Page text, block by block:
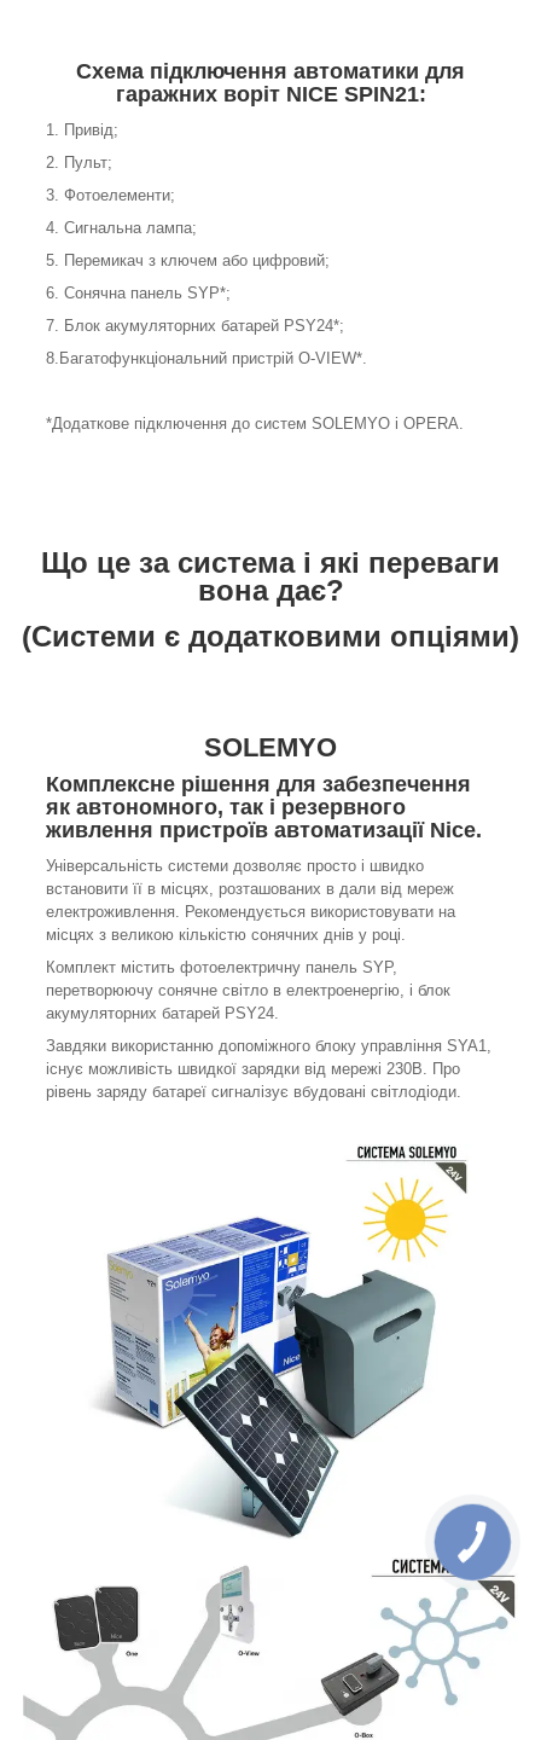
Схема підключення автоматики для
гаражних воріт NICE SPIN21:
1. Привід;
2. Пульт;
3. Фотоелементи;
4. Сигнальна лампа;
5. Перемикач з ключем або цифровий;
6. Сонячна панель SYP*;
7. Блок акумуляторних батарей PSY24*;
8.Багатофункціональний пристрій O-VIEW*.
*Додаткове підключення до систем SOLEMYO і OPERA.
Що це за система і які переваги
вона дає?
(Системи є додатковими опціями)
SOLEMYO
Комплексне рішення для забезпечення
як автономного, так і резервного
живлення пристроїв автоматизації Nice.
Універсальність системи дозволяє просто і швидко
встановити її в місцях, розташованих в дали від мереж
електроживлення. Рекомендується використовувати на
місцях з великою кількістю сонячних днів у році.
Комплект містить фотоелектричну панель SYP,
перетворюючу сонячне світло в електроенергію, і блок
акумуляторних батарей PSY24.
Завдяки використанню допоміжного блоку управління SYA1,
існує можливість швидкої зарядки від мережі 230В. Про
рівень заряду батареї сигналізує вбудовані світлодіоди.